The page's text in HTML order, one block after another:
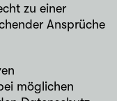
zu einer
Ansprüche
möglichen